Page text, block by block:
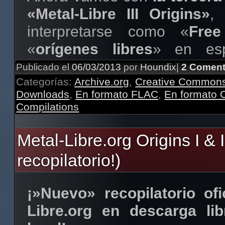
aquí estaremos
buen metal libre todo el
año 😀
¡Gracias una vez
Rodríguezpor todo el
portada y contraportada!😀
Y, por supuesto,gracias a
personas, proyectos,
programas de radio,
todos aquellos que de
habéis estado
«Metal-Libre III Origins»,
interpretarse como «
«orígenes libres» en
pronunciación del
inglés como la de la palabra
Como ya sabéis algunos
al principio esto no
descargas
decir, bajo licencias libres
Commons, ArtLibre y
se publicaban a menudo
que, aunque comparten
Publicado el 06/03/2013 por Houndix| 2
Categorías:Archive.org, Creative
Downloads, En formato FLAC, En formato
Compilations
Metal-Libre.org Origins I &
recopilatorio!)
¡»Nuevo» recopilatorio
Libre.org en descarga